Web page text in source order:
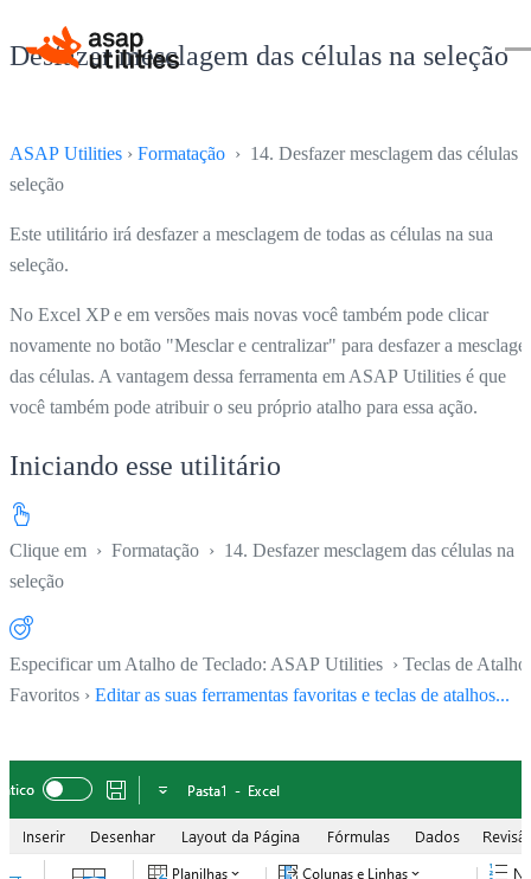
Desfazer mesclagem das células na seleção
ASAP Utilities › Formatação › 14. Desfazer mesclagem das células
seleção
Este utilitário irá desfazer a mesclagem de todas as células na sua
seleção.
No Excel XP e em versões mais novas você também pode clicar
novamente no botão "Mesclar e centralizar" para desfazer a
das células. A vantagem dessa ferramenta em ASAP Utilities é que
você também pode atribuir o seu próprio atalho para essa ação.
Iniciando esse utilitário
Clique em › Formatação › 14. Desfazer mesclagem das células na
seleção
Especificar um Atalho de Teclado: ASAP Utilities › Teclas de Atalho
Favoritos › Editar as suas ferramentas favoritas e teclas de atalhos...